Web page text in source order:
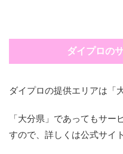
ダイプロの
ダイプロの提供エリアは「
「大分県」であってもサ
すので、詳しくは公式サイ